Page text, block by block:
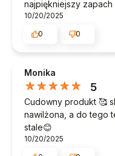
najpiękniejszy
10/20/2025
0
0
Monika
5
Cudowny produkt 🥰
nawilżona, a do tego
stale😊
10/20/2025